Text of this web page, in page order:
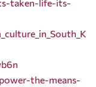
taken-life-its-
the-means-